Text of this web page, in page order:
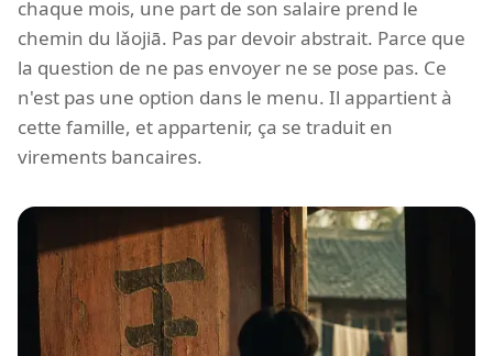
chaque mois, une part de son salaire prend le
chemin du lǎojiā. Pas par devoir abstrait. Parce que
la question de ne pas envoyer ne se pose pas. Ce
n'est pas une option dans le menu. Il appartient à
cette famille, et appartenir, ça se traduit en
virements bancaires.